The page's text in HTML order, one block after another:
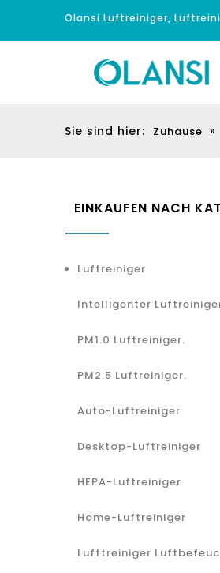
Olansi Luftreiniger,
Sie sind hier: Zuhause »
EINKAUFEN NACH
Luftreiniger
Intelligenter
PM1.0 Luftreiniger.
PM2.5 Luftreiniger.
Auto-Luftreiniger
Desktop-Luftreiniger
HEPA-Luftreiniger
Home-Luftreiniger
Lufttreiniger